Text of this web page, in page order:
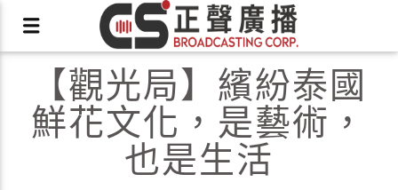
【觀光局】繽紛泰國
鮮花文化，是藝術，
也是生活